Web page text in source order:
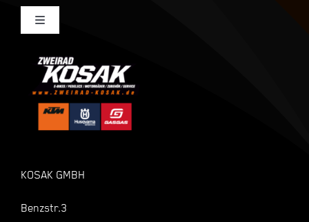
KOSAK GMBH
Benzstr.3
Toggle
Mein Konto
Kasse